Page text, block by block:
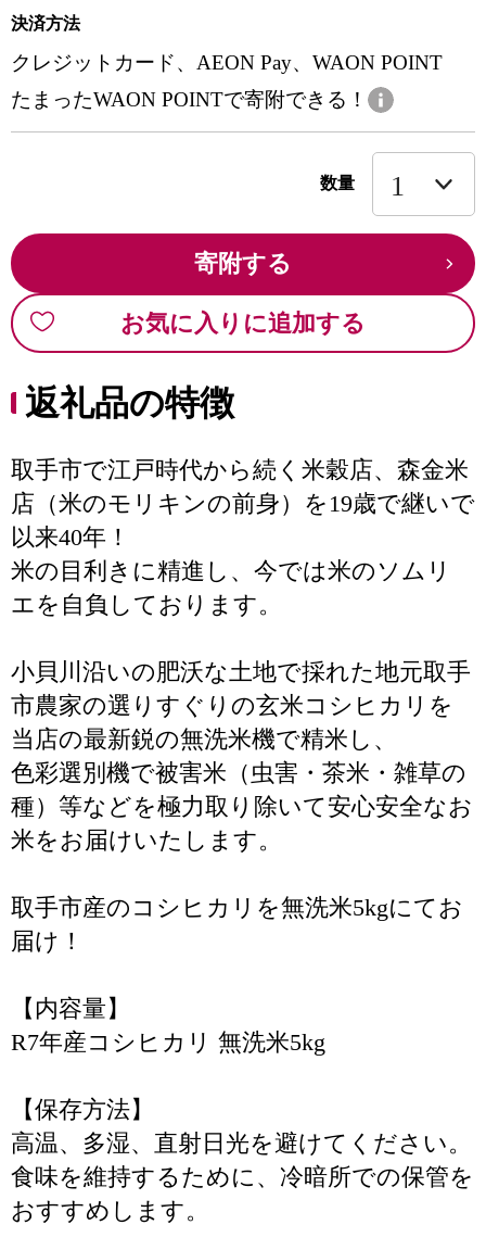
決済方法
クレジットカード、AEON Pay、WAON POINT
たまったWAON POINTで寄附できる！
数量
寄附する
お気に入りに追加する
返礼品の特徴
取手市で江戸時代から続く米穀店、森金米
店（米のモリキンの前身）を19歳で継いで
以来40年！
米の目利きに精進し、今では米のソムリ
エを自負しております。
小貝川沿いの肥沃な土地で採れた地元取手
市農家の選りすぐりの玄米コシヒカリを
当店の最新鋭の無洗米機で精米し、
色彩選別機で被害米（虫害・茶米・雑草の
種）等などを極力取り除いて安心安全なお
米をお届けいたします。
取手市産のコシヒカリを無洗米5kgにてお
届け！
【内容量】
R7年産コシヒカリ 無洗米5kg
【保存方法】
高温、多湿、直射日光を避けてください。
食味を維持するために、冷暗所での保管を
おすすめします。